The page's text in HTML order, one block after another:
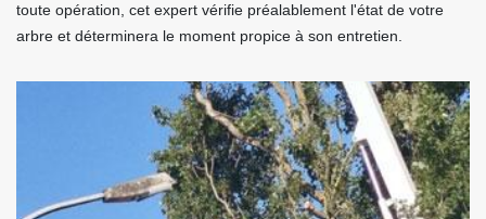
toute opération, cet expert vérifie préalablement l'état de votre
arbre et déterminera le moment propice à son entretien.